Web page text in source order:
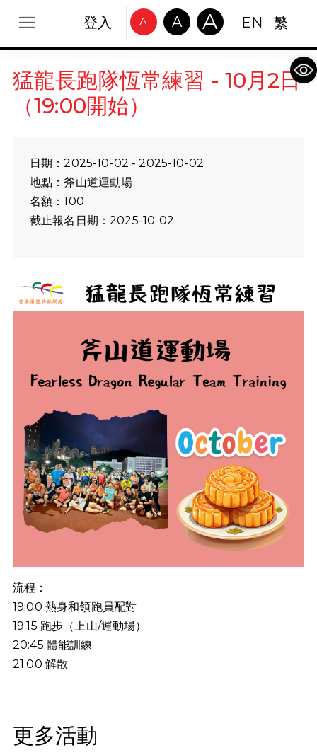
登入 A A A EN 繁
猛龍長跑隊恆常練習 - 10月2日
（19:00開始）
日期：2025-10-02 - 2025-10-02
地點：斧山道運動場
名額：100
截止報名日期：2025-10-02
流程：
19:00 熱身和領跑員配對
19:15 跑步（上山/運動場）
20:45 體能訓練
21:00 解散
更多活動